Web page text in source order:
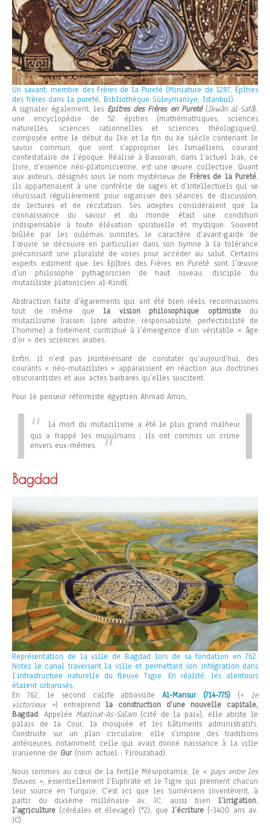
Un savant, membre des Frères de la Pureté (Miniature de 1287, Épîtres
des frères dans la pureté, Bibliothèque Süleymaniye, Istanbul)
A signaler également, les Epitres des Frères en Pureté(Ikwân al-Safâ),
une encyclopédie de 52 épitres (mathémathiques, sciences
naturelles, sciences rationnelles et sciences théologiques),
composée entre le début du IXe et la fin du Xe siècle contenant le
savoir commun, que vont s’approprier les Ismaéliens, courant
contestataire de l’époque. Réalisé à Bassorah, dans l’actuel Irak, ce
livre, d’essence néo-platonicienne, est une œuvre collective. Quant
aux auteurs, désignés sous le nom mystérieux de Frères de la Pureté,
ils appartenaient à une confrérie de sages et d’intellectuels qui se
réunissait régulièrement pour organiser des séances de discussion,
de lectures et de récitation. Ses adeptes considéraient que la
connaissance du savoir et du monde était une condition
indispensable à toute élévation spirituelle et mystique. Souvent
brûlée par les oulémas sunnites, le caractère d’avant-garde de
l’œuvre se découvre en particulier dans son hymne à la tolérance
préconisant une pluralité de voies pour accéder au salut. Certains
experts estiment que les Epîtres des Frères en Pureté sont l’œuvre
d’un philosophe pythagoricien de haut niveau, disciple du
mutaziliste platonicien al-Kindî.
Abstraction faite d’égarements qui ont été bien réels, reconnaissons
tout de même que la vision philosophique optimistedu
mutazilisme (raison, libre arbitre, responsabilité, perfectibilité de
l’homme) a fortement contribué à l’émergence d’un véritable « âge
d’or » des sciences arabes.
Enfin, il n’est pas inintéressant de constater qu’aujourd’hui, des
courants « néo-mutazilites » apparaissent en réaction aux doctrines
obscurantistes et aux actes barbares qu’elles suscitent.
Pour le penseur réformiste égyptien Ahmad Amin,
la mort du mutazilisme a été le plus grand malheur
qui a frappé les musulmans ; ils ont commis un crime
envers eux-mêmes.
Bagdad
Représentation de la ville de Bagdad lors de sa fondation en 762.
Notez le canal traversant la ville et permettant son intégration dans
l’infrastructure naturelle du fleuve Tigre. En réalité, les alentours
étaient urbanisés.
En 762, le second calife abbassideAl-Mansur (714-775) (« le
victorieux ») entreprend la construction d’une nouvelle capitale,
Bagdad. Appelée Madinat-As-Salam(cité de la paix), elle abrite le
palais de la Cour, la mosquée et les bâtiments administratifs.
Construite sur un plan circulaire, elle s’inspire des traditions
antérieures, notamment celle qui avait donné naissance à la ville
iranienne de Gur(nom actuel : Firouzabad).
Nous sommes au cœur de la fertile Mésopotamie, le « pays entre les
fleuves », essentiellement l’Euphrate et le Tigre qui prennent chacun
leur source en Turquie. C’est ici que les Sumériens inventèrent, à
partir du dixième millénaire av. JC, aussi bien l’irrigation,
l’agriculture (céréales et élevage) (*2), que l’écriture (-3400 ans av.
JC).